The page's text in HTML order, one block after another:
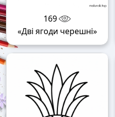
169
«Дві ягоди черешні»